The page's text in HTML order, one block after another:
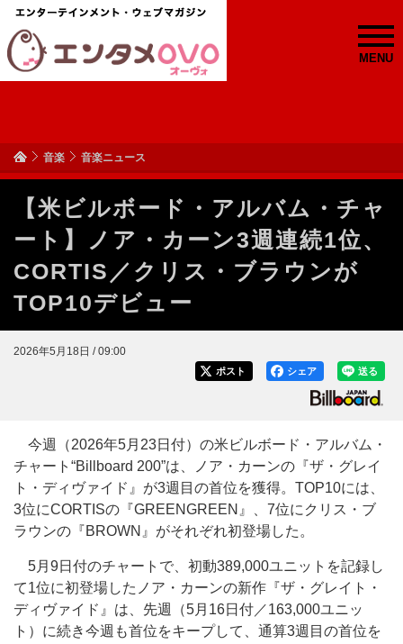
MENU
音楽 音楽ニュース
【米ビルボード・アルバム・チャ
ート】ノア・カーン3週連続1位、
CORTIS／クリス・ブラウンが
TOP10デビュー
2026年5月18日 / 09:00
送る
シェア
ポスト
今週（2026年5月23日付）の米ビルボード・アルバム・
チャート“Billboard 200”は、ノア・カーンの『ザ・グレイ
ト・ディヴァイド』が3週目の首位を獲得。TOP10には、
3位にCORTISの『GREENGREEN』、7位にクリス・ブ
ラウンの『BROWN』がそれぞれ初登場した。
5月9日付のチャートで、初動389,000ユニットを記録し
て1位に初登場したノア・カーンの新作『ザ・グレイト・
ディヴァイド』は、先週（5月16日付／163,000ユニッ
ト）に続き今週も首位をキープして、通算3週目の首位を